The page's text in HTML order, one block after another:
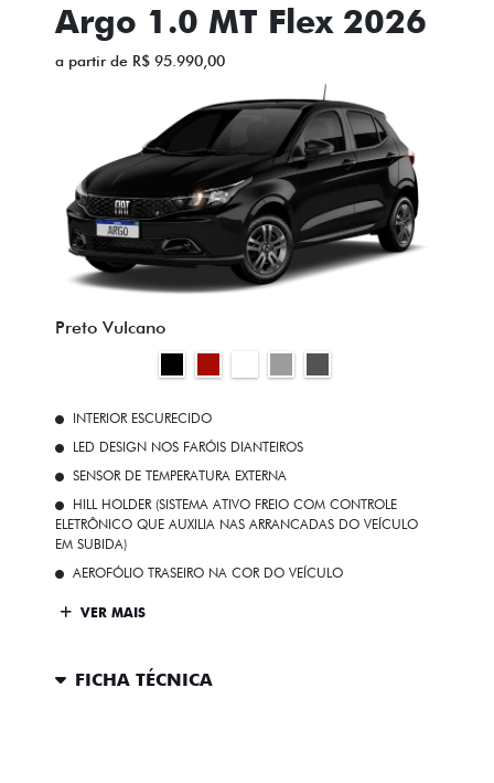
Argo 1.0 MT Flex 2026
a partir de R$ 95.990,00
Preto Vulcano
INTERIOR ESCURECIDO
LED DESIGN NOS FARÓIS DIANTEIROS
SENSOR DE TEMPERATURA EXTERNA
HILL HOLDER (SISTEMA ATIVO FREIO COM CONTROLE
ELETRÔNICO QUE AUXILIA NAS ARRANCADAS DO VEÍCULO
EM SUBIDA)
AEROFÓLIO TRASEIRO NA COR DO VEÍCULO
VER MAIS
FICHA TÉCNICA